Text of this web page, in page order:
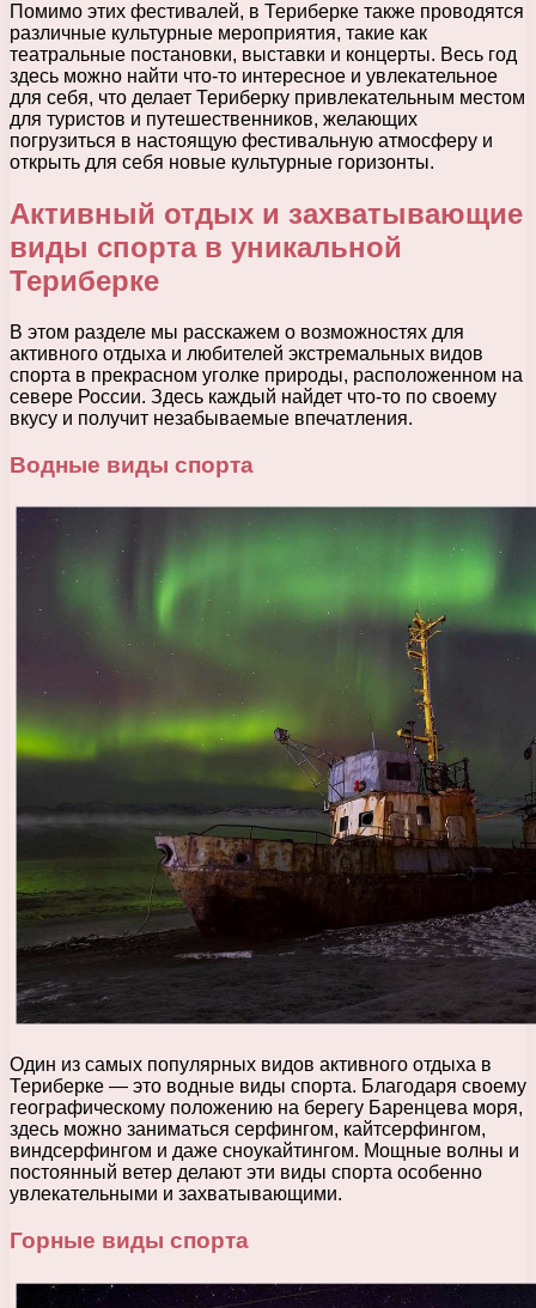
Помимо этих фестивалей, в Териберке также проводятся
различные культурные мероприятия, такие как
театральные постановки, выставки и концерты. Весь год
здесь можно найти что-то интересное и увлекательное
для себя, что делает Териберку привлекательным местом
для туристов и путешественников, желающих
погрузиться в настоящую фестивальную атмосферу и
открыть для себя новые культурные горизонты.
Активный отдых и захватывающие
виды спорта в уникальной
Териберке
В этом разделе мы расскажем о возможностях для
активного отдыха и любителей экстремальных видов
спорта в прекрасном уголке природы, расположенном на
севере России. Здесь каждый найдет что-то по своему
вкусу и получит незабываемые впечатления.
Водные виды спорта
Один из самых популярных видов активного отдыха в
Териберке — это водные виды спорта. Благодаря своему
географическому положению на берегу Баренцева моря,
здесь можно заниматься серфингом, кайтсерфингом,
виндсерфингом и даже сноукайтингом. Мощные волны и
постоянный ветер делают эти виды спорта особенно
увлекательными и захватывающими.
Горные виды спорта